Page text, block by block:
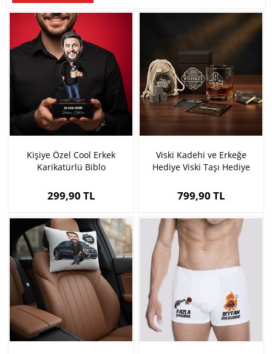
Kişiye Özel Cool Erkek
Karikatürlü Biblo
299,90 TL
Viski Kadehi ve Erkeğe
Hediye Viski Taşı Hediye
799,90 TL